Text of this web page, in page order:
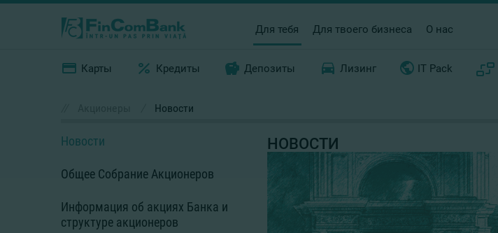
Для тебя Для твоего бизнеса О нас
Карты Кредиты Депозиты Лизинг IT Pack
Новости
Новости
Общее Cобрание Акционеров
Информация об акциях Банка и
структуре акционеров
НОВОСТИ